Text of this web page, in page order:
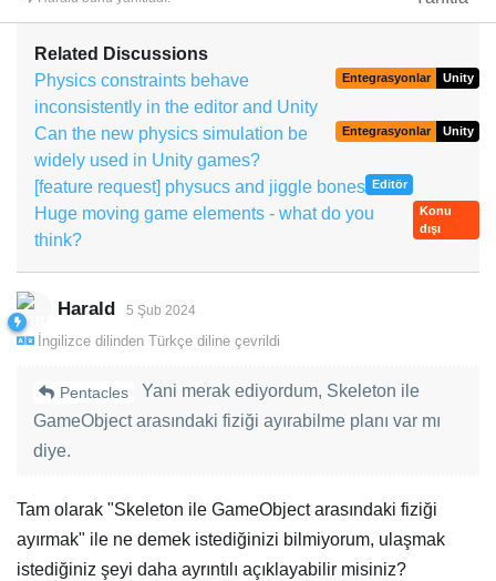
Related Discussions
Physics constraints behave
inconsistently in the editor and Unity
Entegrasyonlar Unity
Can the new physics simulation be
widely used in Unity games?
Entegrasyonlar Unity
[feature request] physucs and jiggle bones Editör
Huge moving game elements - what do you
think?
Konu
dışı
Harald 5 Şub 2024
İngilizce dilinden Türkçe diline çevrildi
Pentacles
Yani merak ediyordum, Skeleton ile
GameObject arasındaki fiziği ayırabilme planı var mı
diye.
Tam olarak "Skeleton ile GameObject arasındaki fiziği
ayırmak" ile ne demek istediğinizi bilmiyorum, ulaşmak
istediğiniz şeyi daha ayrıntılı açıklayabilir misiniz?